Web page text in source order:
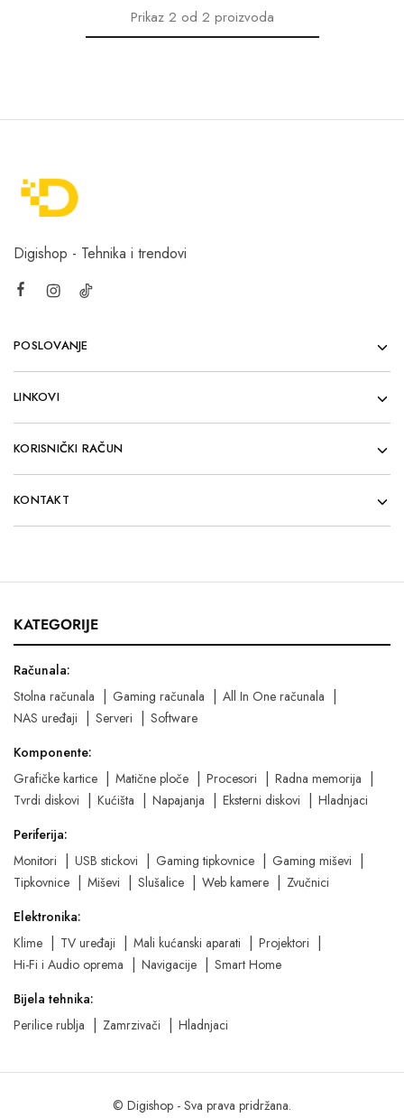
Prikaz2 od 2 proizvoda
Digishop - Tehnika i trendovi
POSLOVANJE
LINKOVI
KORISNIČKI RAČUN
KONTAKT
KATEGORIJE
Računala:
Stolna računala
Gaming računala
All In One računala
NAS uređaji
Serveri
Software
Komponente:
Grafičke kartice
Matične ploče Procesori
Radna memorija
Tvrdi diskovi
Kućišta Napajanja Eksterni diskovi
Hladnjaci
Periferija:
Monitori
USB stickovi Gaming tipkovnice
Gaming miševi
Tipkovnice
Miševi Slušalice Web kamere
Zvučnici
Elektronika:
Klime
TV uređaji Mali kućanski aparati
Projektori
Hi-Fi i Audio oprema
Navigacije
Smart Home
Bijela tehnika:
Perilice rublja
Zamrzivači Hladnjaci
© Digishop - Sva prava pridržana.